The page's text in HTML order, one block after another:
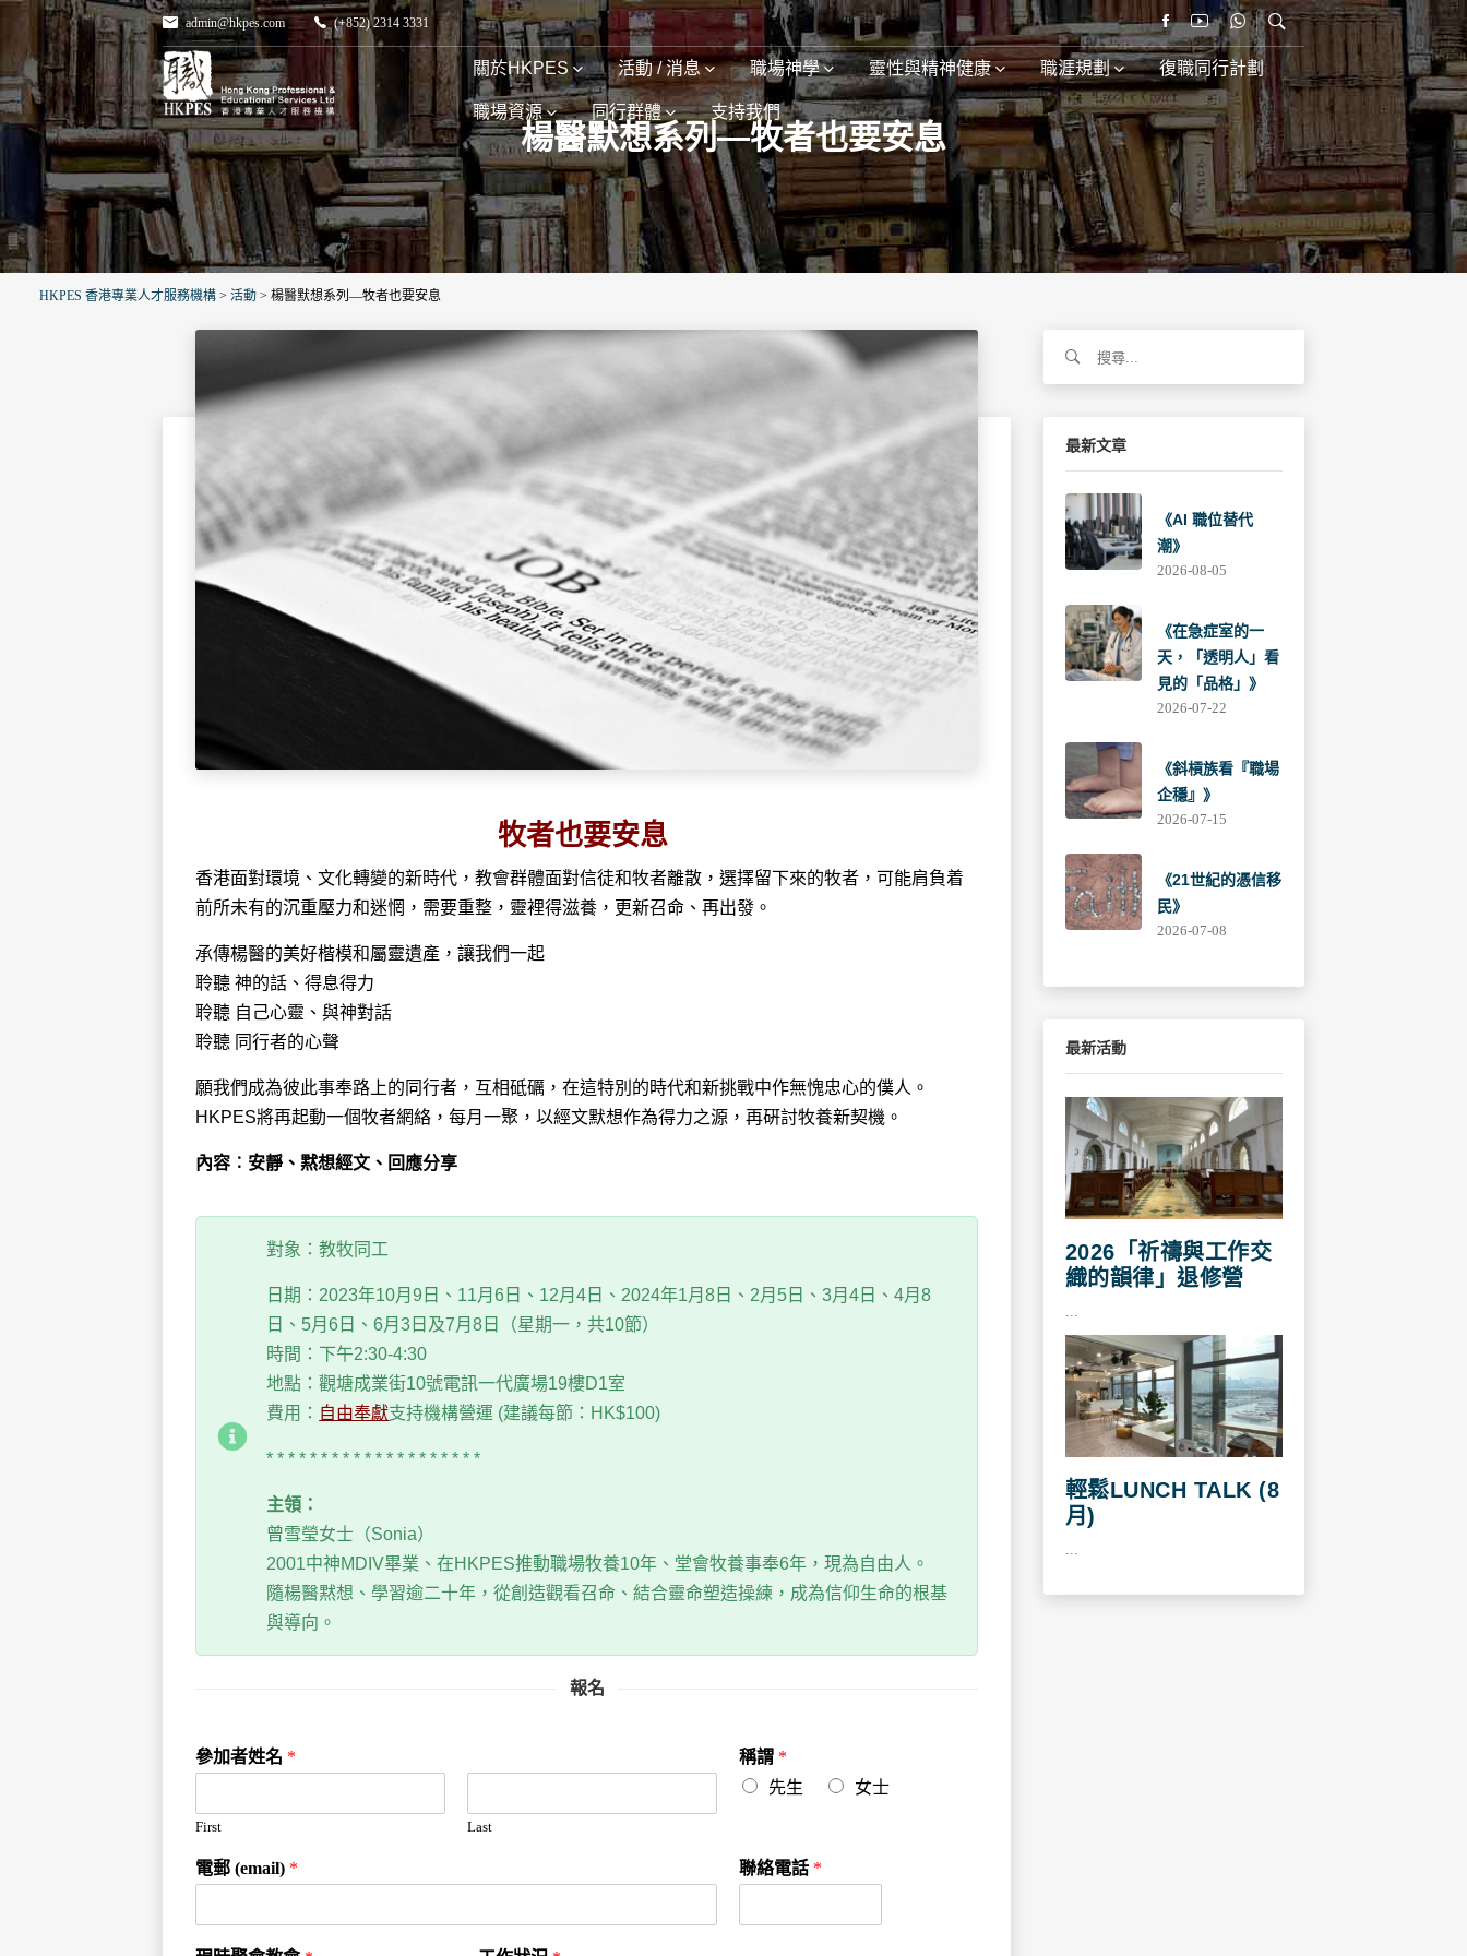
admin@hkpes.com (+852) 2314 3331
關於HKPES 活動 / 消息 職場神學 靈性與精神健康 職涯規劃 復職同行計劃
職場資源 同行群體 支持我們
楊醫默想系列—牧者也要安息
HKPES 香港專業人才服務機構 > 活動 > 楊醫默想系列—牧者也要安息
牧者也要安息
香港面對環境、文化轉變的新時代，教會群體面對信徒和牧者離散，選擇留下來的牧者，可能肩負着
前所未有的沉重壓力和迷惘，需要重整，靈裡得滋養，更新召命、再出發。
承傳楊醫的美好楷模和屬靈遺產，讓我們一起
聆聽 神的話、得息得力
聆聽 自己心靈、與神對話
聆聽 同行者的心聲
願我們成為彼此事奉路上的同行者，互相砥礪，在這特別的時代和新挑戰中作無愧忠心的僕人。
HKPES將再起動一個牧者網絡，每月一聚，以經文默想作為得力之源，再硏討牧養新契機。
內容︰安靜、黙想經文、回應分享
對象：教牧同工
日期：2023年10月9日、11月6日、12月4日、2024年1月8日、2月5日、3月4日、4月8
日、5月6日、6月3日及7月8日（星期一，共10節）
時間：下午2:30-4:30
地點：觀塘成業街10號電訊一代廣場19樓D1室
費用： 自由奉獻支持機構營運 (建議每節：HK$100)
* * * * * * * * * * * * * * * * * * * *
主領：
曾雪瑩女士（Sonia）
2001中神MDIV畢業、在HKPES推動職場牧養10年、堂會牧養事奉6年，現為自由人。
隨楊醫黙想、學習逾二十年，從創造觀看召命、結合靈命塑造操練，成為信仰生命的根基
與導向。
報名
參加者姓名 *
First Last
稱謂 *
先生
女士
電郵 (email) * 聯絡電話 *
關
最新文章
《AI 職位替代
潮》
2026-08-05
《在急症室的一
天，「透明人」看
見的「品格」》
2026-07-22
《斜槓族看『職場
企穩』》
2026-07-15
《21世紀的憑信移
民》
2026-07-08
最新活動
2026「祈禱與工作交
織的韻律」退修營
輕鬆LUNCH TALK (8
月)